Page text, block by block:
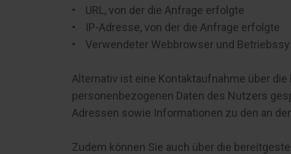
• URL, von der die Anfrage erfolgte
• IP-Adresse, von der die Anfrage erfolgte
• Verwendeter Webbrowser und
Alternativ ist eine Kontaktaufnahme über
personenbezogenen Daten des Nutzers
Adressen sowie Informationen zu den an
Zudem können Sie auch über die